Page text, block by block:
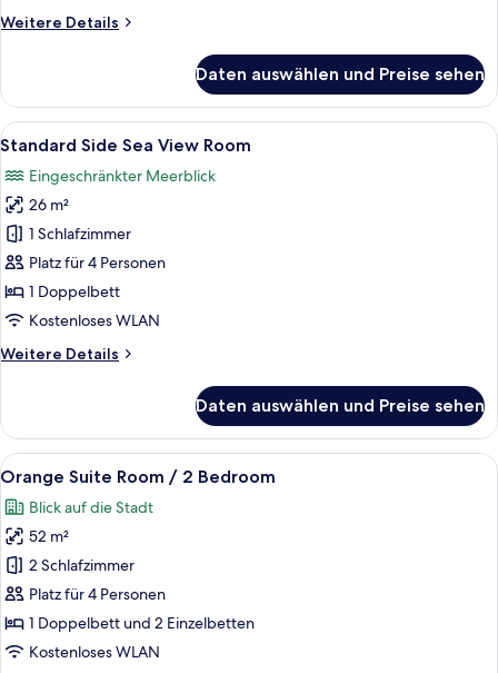
Weitere Details
Weitere
Land
View
Room
Daten auswählen und Preise sehen
Alle
Fotos
für
Standard
Side
Sea
View
Room
Standard Side Sea View Room |
7
Standard Side Sea View Room
Eingeschränkter Meerblick
26 m²
1 Schlafzimmer
Platz für 4 Personen
1 Doppelbett
Kostenloses WLAN
Weitere Details
Weitere
Side
Sea
View
Daten auswählen und Preise sehen
Alle
Fotos
für
Orange
Suite
Room
/
2
Orange Suite Room / 2 Bedroom |
8
Orange Suite Room / 2 Bedroom
Blick auf die Stadt
52 m²
2 Schlafzimmer
Platz für 4 Personen
1 Doppelbett und 2 Einzelbetten
Kostenloses WLAN